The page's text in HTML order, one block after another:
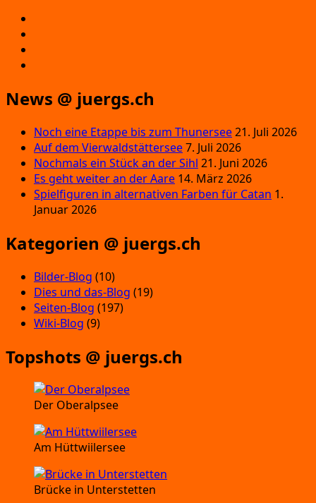
News @ juergs.ch
Noch eine Etappe bis zum Thunersee21. Juli 2026
Auf dem Vierwaldstättersee7. Juli 2026
Nochmals ein Stück an der Sihl 21. Juni 2026
Es geht weiter an der Aare 14. März 2026
Spielfiguren in alternativen Farben für Catan 1.
Januar 2026
Kategorien @ juergs.ch
Bilder-Blog (10)
Dies und das-Blog (19)
Seiten-Blog (197)
Wiki-Blog (9)
Topshots @ juergs.ch
Der Oberalpsee
Am Hüttwiilersee
Brücke in Unterstetten